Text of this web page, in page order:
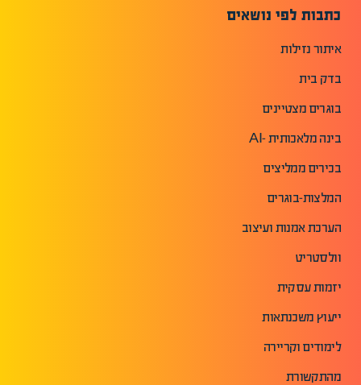
כתבות לפי נושאים
איתור נזילות
בדק בית
בוגרים מצטיינים
בינה מלאכותית -AI
בכירים ממליצים
המלצות-בוגרים
הערכת אמנות ועיצוב
וולסטריט
יזמות עסקית
ייעוץ משכנתאות
לימודים וקריירה
מהתקשורת